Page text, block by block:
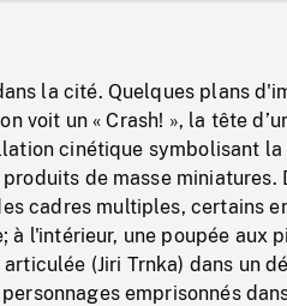
la cité. Quelques plans
voit un « Crash! », la tête
cinétique symbolisant la
de masse miniatures.
cadres multiples, certains
à l'intérieur, une poupée aux
(Jiri Trnka) dans un
emprisonnés